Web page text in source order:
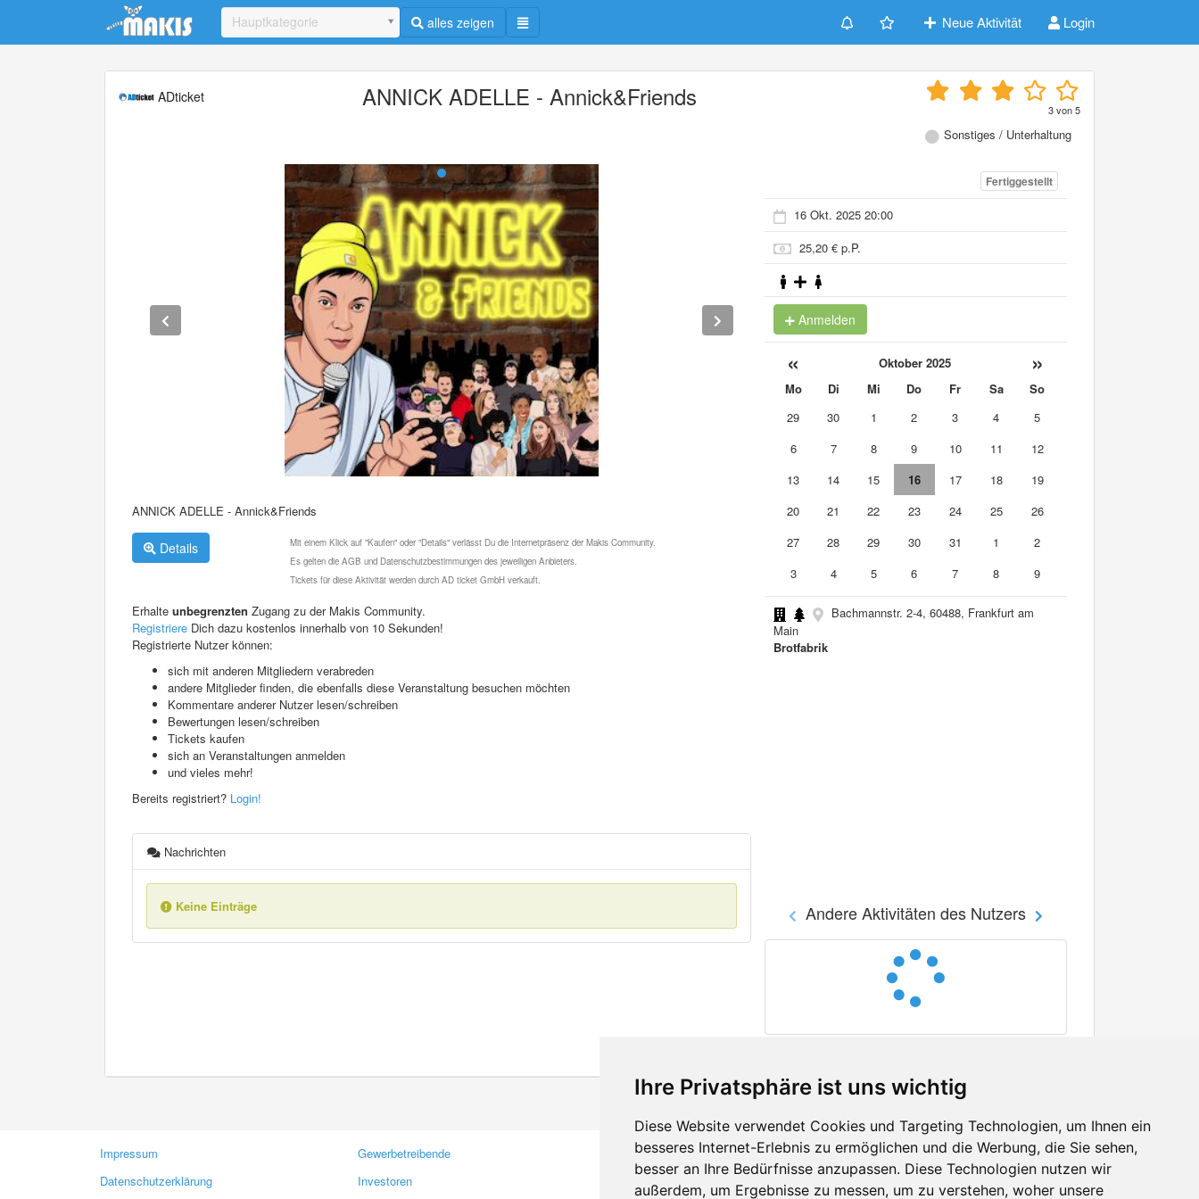
Ihre Privatsphäre ist uns wichtig
Diese Website verwendet Cookies und Targeting Technologien, um Ihnen ein
besseres Internet-Erlebnis zu ermöglichen und die Werbung, die Sie sehen,
besser an Ihre Bedürfnisse anzupassen. Diese Technologien nutzen wir
außerdem, um Ergebnisse zu messen, um zu verstehen, woher unsere
Update cookies preferences
Hauptkategorie alles zeigen Neue Aktivität Login
ADticket ANNICK ADELLE - Annick&Friends 3von5
Sonstiges / Unterhaltung
ANNICK ADELLE - Annick&Friends
Details
Mit einem Klick auf "Kaufen" oder "Details" verlässt Du die Internetpräsenz der Makis Community.
Es gelten die AGB und Datenschutzbestimmungen des jeweiligen Anbieters.
Tickets für diese Aktivität werden durch AD ticket GmbH verkauft.
Erhalte unbegrenzten Zugang zu der Makis Community.
Registriere Dich dazu kostenlos innerhalb von 10 Sekunden!
Registrierte Nutzer können:
sich mit anderen Mitgliedern verabreden
andere Mitglieder finden, die ebenfalls diese Veranstaltung besuchen möchten
Kommentare anderer Nutzer lesen/schreiben
Bewertungen lesen/schreiben
Tickets kaufen
sich an Veranstaltungen anmelden
und vieles mehr!
Bereits registriert? Login!
Nachrichten
Keine Einträge
Fertiggestellt
16 Okt. 2025 20:00
25,20 € p.P.
Anmelden
« Oktober 2025 »
Mo Di Mi Do Fr Sa
So
29
30 1 2 3 4
5
6
7 8 9 10 11
12
13
14 15 16 17 18
19
20
21 22 23 24 25
26
27
28 29 30 31 1
2
3
4 5 6 7 8 9
Bachmannstr. 2-4, 60488, Frankfurt am
Main
Brotfabrik
Andere Aktivitäten des Nutzers
Impressum
Datenschutzerklärung
Gewerbetreibende
Investoren
Kontakt
Feedback
Facebook
Twitter